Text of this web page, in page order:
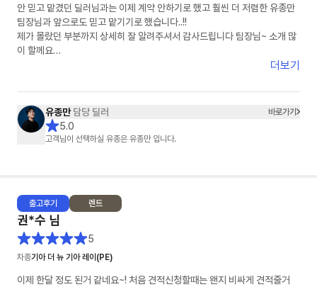
안 믿고 맡겼던 딜러님과는 이제 계약 안하기로 했고 훨씬 더 저렴한 유종만
팀장님과 앞으로도 믿고 맡기기로 했습니다..!!
제가 몰랐던 부분까지 상세히 잘 알려주셔서 감사드립니다 팀장님~ 소개 많
이 할께요
더보기
유종만 담당 딜러 바로가기
5.0
고객님이 선택하실 유종은 유종만 입니다.
출고후기 렌트
권*수 님
5
차종기아 더 뉴 기아 레이(PE)
이제 한달 정도 된거 같네요~! 처음 견적신청할때는 왠지 비싸게 견적줄거